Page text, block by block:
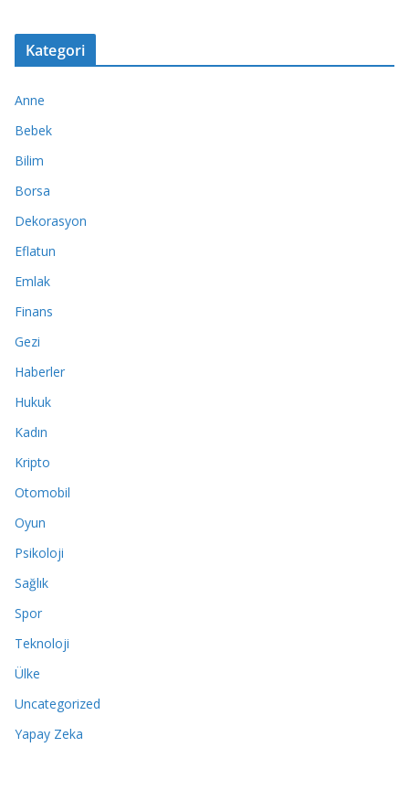
Kategori
Anne
Bebek
Bilim
Borsa
Dekorasyon
Eflatun
Emlak
Finans
Gezi
Haberler
Hukuk
Kadın
Kripto
Otomobil
Oyun
Psikoloji
Sağlık
Spor
Teknoloji
Ülke
Uncategorized
Yapay Zeka